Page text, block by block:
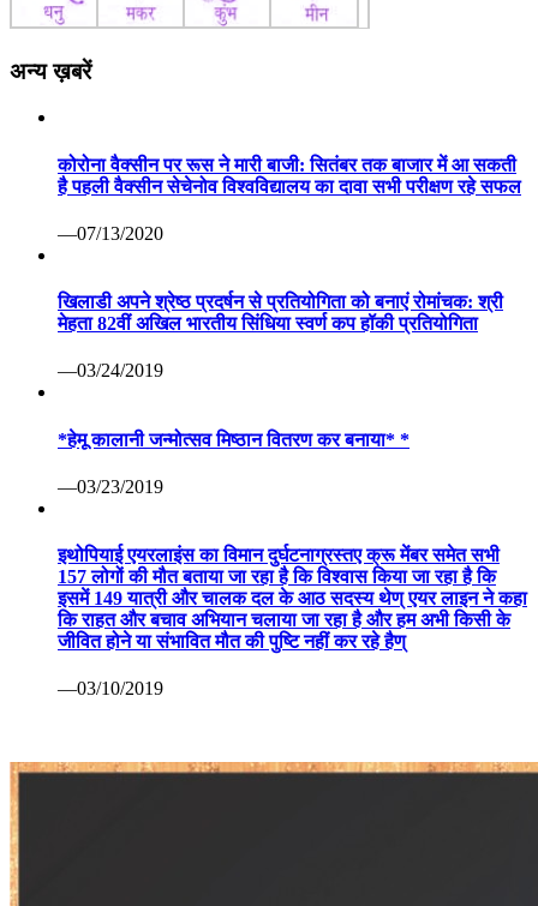
अन्य ख़बरें
कोरोना वैक्सीन पर रूस ने मारी बाजी: सितंबर तक बाजार में आ सकती
है पहली वैक्सीन सेचेनोव विश्वविद्यालय का दावा सभी परीक्षण रहे सफल
—07/13/2020
खिलाडी अपने श्रेष्ठ प्रदर्षन से प्रतियोगिता को बनाएं रोमांचक: श्री
मेहता 82वीं अखिल भारतीय सिंधिया स्वर्ण कप हॉकी प्रतियोगिता
—03/24/2019
*हेमू कालानी जन्मोत्सव मिष्ठान वितरण कर बनाया* *
—03/23/2019
इथोपियाई एयरलाइंस का विमान दुर्घटनाग्रस्तए क्रू मेंबर समेत सभी
157 लोगों की मौत बताया जा रहा है कि विश्वास किया जा रहा है कि
इसमें 149 यात्री और चालक दल के आठ सदस्य थेण् एयर लाइन ने कहा
कि राहत और बचाव अभियान चलाया जा रहा है और हम अभी किसी के
जीवित होने या संभावित मौत की पुष्टि नहीं कर रहे हैण्
—03/10/2019